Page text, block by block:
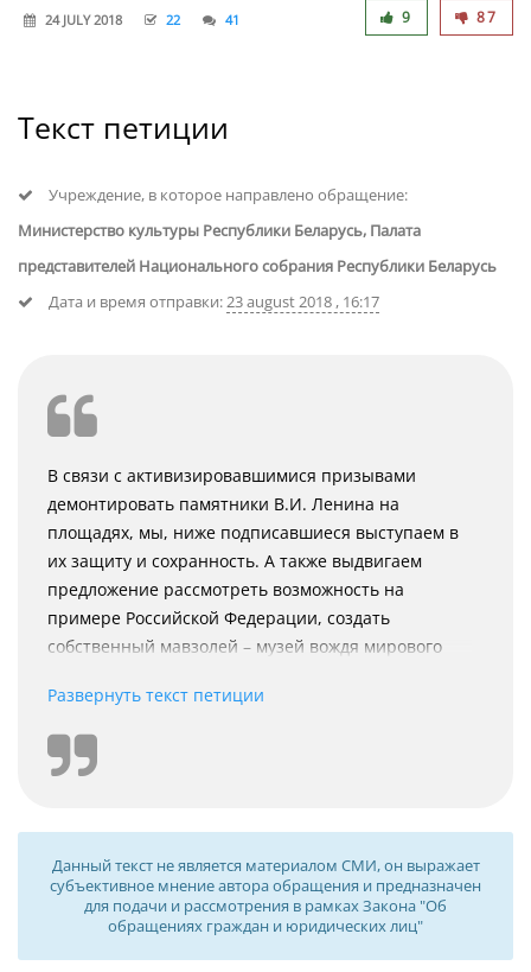
24 JULY 2018 22 41 9 87
Текст петиции
Учреждение, в которое направлено обращение:
Министерство культуры Республики Беларусь, Палата
представителей Национального собрания Республики Беларусь
Дата и время отправки:23 august 2018 , 16:17
В связи с активизировавшимися призывами
демонтировать памятники В.И. Ленина на
площадях, мы, ниже подписавшиеся выступаем в
их защиту и сохранность. А также выдвигаем
предложение рассмотреть возможность на
примере Российской Федерации, создать
собственный мавзолей – музей вождя мирового
советской истории людей, коммунистов и всех
желающих. Не секрет, что Ленин оказал немалое
влияние на нашу историю в составе союзной
причастен к созданию ССРБ, есть и другие
исторические связи с фактами о Ленине и
Белоруссии, именно их нужно сохранить и донести
для незнающих людей в первозданном и
Развернуть текст петиции
Данный текст не является материалом СМИ, он выражает
субъективное мнение автора обращения и предназначен
для подачи и рассмотрения в рамках Закона "Об
обращениях граждан и юридических лиц"